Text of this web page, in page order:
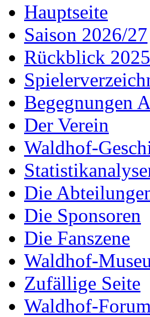
Hauptseite
Saison 2026/27
Rückblick
Begegnungen
Der Verein
Waldhof-
Die
Die Sponsoren
Die Fanszene
Waldhof-
Zufällige Seite
Waldhof-Forum